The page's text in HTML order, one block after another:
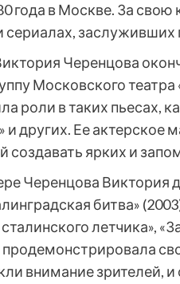
года в Москве. За
сериалах, заслуживших
Черенцова
Московского
роли в таких пьесах,
и других. Ее актерское
создавать ярких и
Черенцова Виктория
битва»
летчика»,
внимание зрителей,